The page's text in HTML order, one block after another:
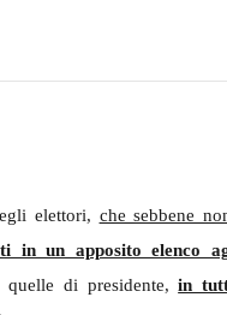
elettori, che sebbene
in un apposito elenco
quelle di presidente,in